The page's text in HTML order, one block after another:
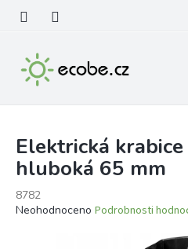
obsah
Elektrická
hluboká 65 mm
8782
Průměrné
Neohodnoceno Podrobnosti